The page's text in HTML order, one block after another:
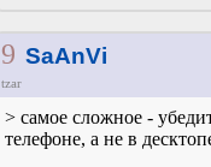
9 SaAnVi
tzar
> самое сложное -
телефоне, а не в